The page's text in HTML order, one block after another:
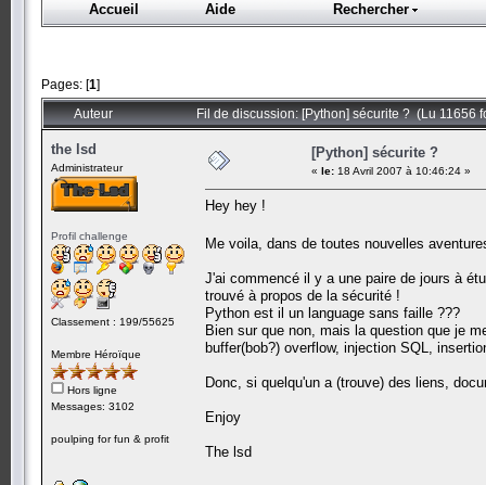
Accueil Aide Rechercher
Pages: [1]
Auteur Fil de discussion: [Python] sécurite ? (Lu 11656
the lsd
Administrateur
Profil challenge
Classement : 199/55625
Membre Héroïque
Hors ligne
Messages: 3102
poulping for fun & profit
[Python] sécurite ?
« le: 18 Avril 2007 à 10:46:24 »
Hey hey !
Me voila, dans de toutes nouvelles
J'ai commencé il y a une paire de jours à
trouvé à propos de la sécurité !
Python est il un language sans faille ???
Bien sur que non, mais la question que je
buffer(bob?) overflow, injection SQL,
Donc, si quelqu'un a (trouve) des liens,
Enjoy
The lsd